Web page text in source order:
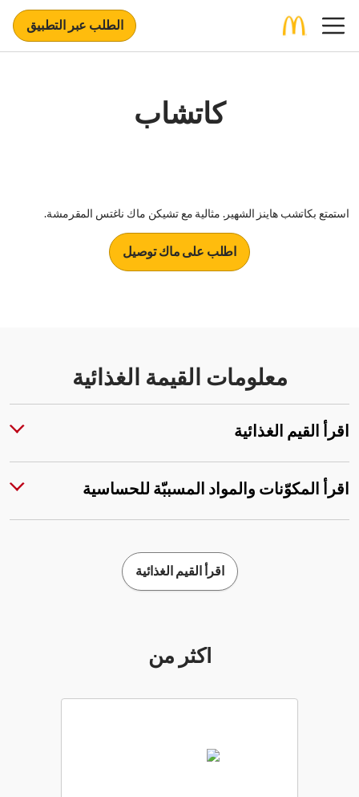
الطلب عبر التطبيق
كاتشاب
استمتع بكاتشب هاينز الشهير. مثالية مع تشيكن ماك ناغتس المقرمشة.
اطلب على ماك توصيل
معلومات القيمة الغذائية
اقرأ القيم الغذائية
اقرأ المكوّنات والمواد المسببّة للحساسية
اقرأ القيم الغذائية
أكثر من